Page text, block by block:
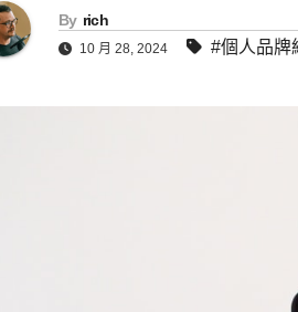
By rich
10 月 28, 2024 #個人品牌